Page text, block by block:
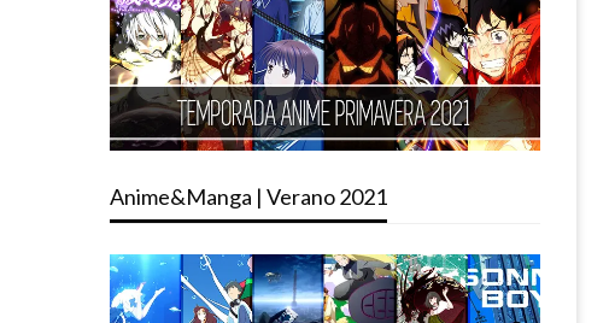
Anime&Manga | Verano 2021